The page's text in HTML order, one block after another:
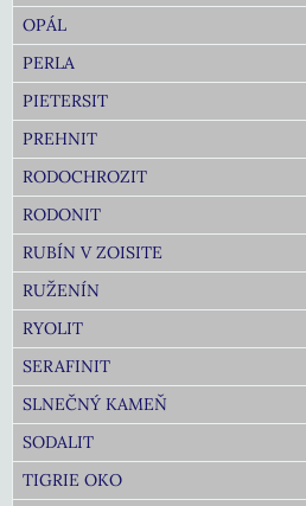
OPÁL
PERLA
PIETERSIT
PREHNIT
RODOCHROZIT
RODONIT
RUBÍN V ZOISITE
RUŽENÍN
RYOLIT
SERAFINIT
SLNEČNÝ KAMEŇ
SODALIT
TIGRIE OKO